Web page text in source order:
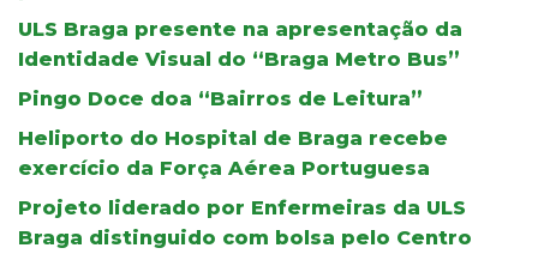
ULS Braga presente na apresentação da
Identidade Visual do “Braga Metro Bus”
Pingo Doce doa “Bairros de Leitura”
Heliporto do Hospital de Braga recebe
exercício da Força Aérea Portuguesa
Projeto liderado por Enfermeiras da ULS
Braga distinguido com bolsa pelo Centro